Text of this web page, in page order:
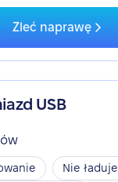
Zleć naprawę
USB
Nie ładuje